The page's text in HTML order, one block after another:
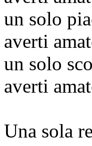
un solo
averti
un solo
averti
Una sola